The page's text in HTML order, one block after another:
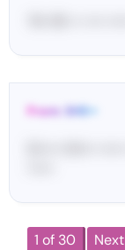
From: SHE••
1 of 30
Next